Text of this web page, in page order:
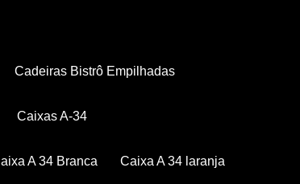
Cadeiras Bistrô Empilhadas
Caixas A-34
Caixa A 34 Branca Caixa A 34 laranja